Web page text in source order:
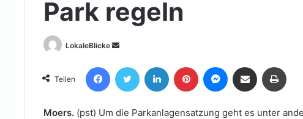
Park regeln
LokaleBlicke
Sende
eine
E-
Teilen
FacebookTwitter LinkedIn Pinterest Messenger
Teile per E-Mail
Moers. (pst) Um die Parkanlagensatzung geht es unter